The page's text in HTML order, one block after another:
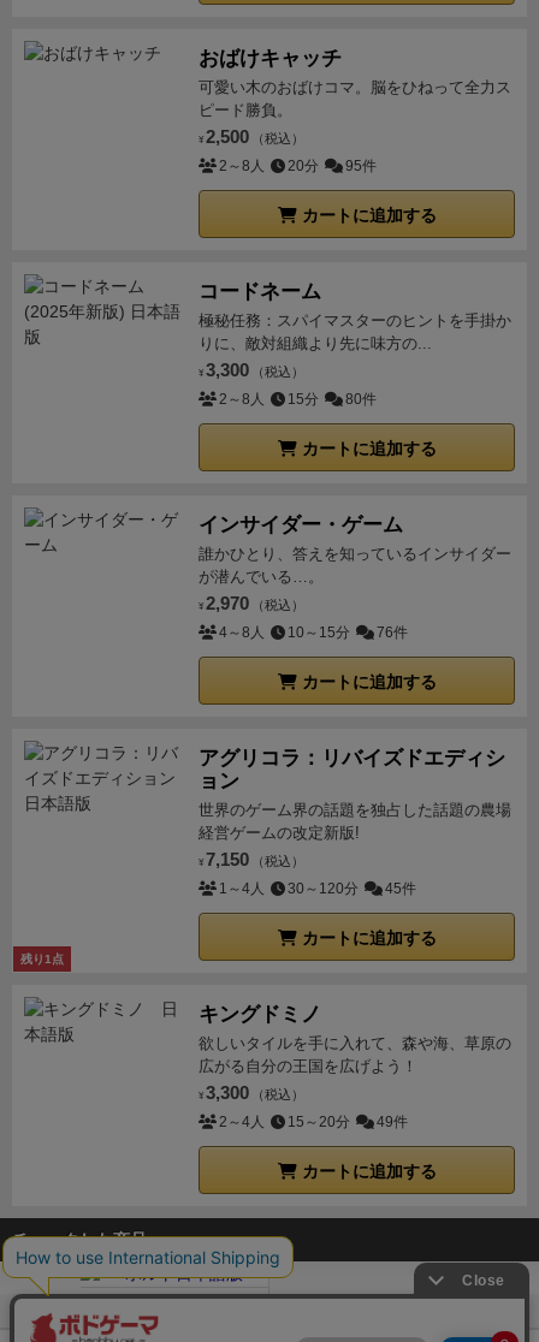
おばけキャッチ
可愛い木のおばけコマ。脳をひねって全力ス
ピード勝負。
¥ 2,500 （税込）
2～8人 20分 95件
カートに追加する
コードネーム
極秘任務：スパイマスターのヒントを手掛か
りに、敵対組織より先に味方の...
¥ 3,300 （税込）
2～8人 15分 80件
カートに追加する
インサイダー・ゲーム
誰かひとり、答えを知っているインサイダー
が潜んでいる…。
¥ 2,970 （税込）
4～8人 10～15分 76件
カートに追加する
残り1点
アグリコラ：リバイズドエディシ
ョン
世界のゲーム界の話題を独占した話題の農場
経営ゲームの改定新版!
¥ 7,150 （税込）
1～4人 30～120分 45件
カートに追加する
キングドミノ
欲しいタイルを手に入れて、森や海、草原の
広がる自分の王国を広げよう！
¥ 3,300 （税込）
2～4人 15～20分 49件
カートに追加する
チェックした商品